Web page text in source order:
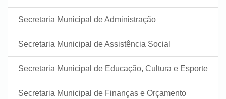
Secretaria Municipal de Administração
Secretaria Municipal de Assistência Social
Secretaria Municipal de Educação, Cultura e Esporte
Secretaria Municipal de Finanças e Orçamento